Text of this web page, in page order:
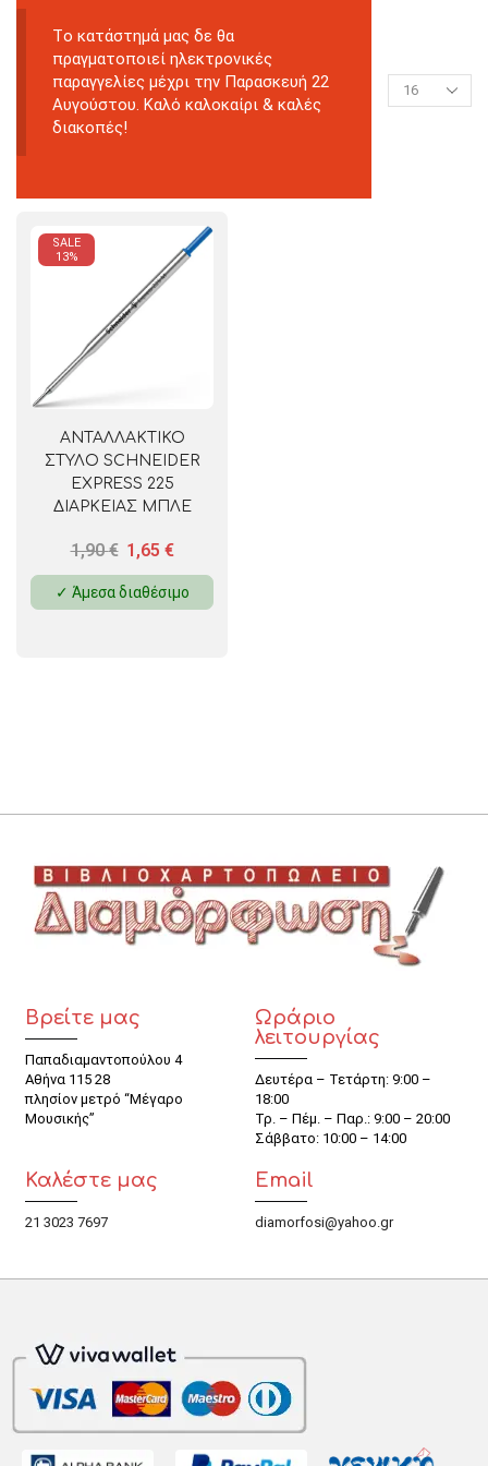
Tο κατάστημά μας δε θα
πραγματοποιεί ηλεκτρονικές
παραγγελίες μέχρι την Παρασκευή 22
Αυγούστου. Καλό καλοκαίρι & καλές
διακοπές!
SALE
13%
ΑΝΤΑΛΛΑΚΤΙΚΟ
ΣΤΥΛΟ SCHNEIDER
EXPRESS 225
ΔΙΑΡΚΕΙΑΣ ΜΠΛΕ
1,90€ 1,65 €
✓ Άμεσα διαθέσιμο
Βρείτε μας
Παπαδιαμαντοπούλου 4
Αθήνα 115 28
πλησίον μετρό “Μέγαρο
Μουσικής”
Ωράριο
λειτουργίας
Δευτέρα – Τετάρτη: 9:00 –
18:00
Τρ. – Πέμ. – Παρ.: 9:00 – 20:00
Σάββατο: 10:00 – 14:00
Καλέστε μας
21 3023 7697
Email
diamorfosi@yahoo.gr